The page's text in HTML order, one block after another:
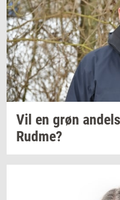
Vil en grøn
Rudme?